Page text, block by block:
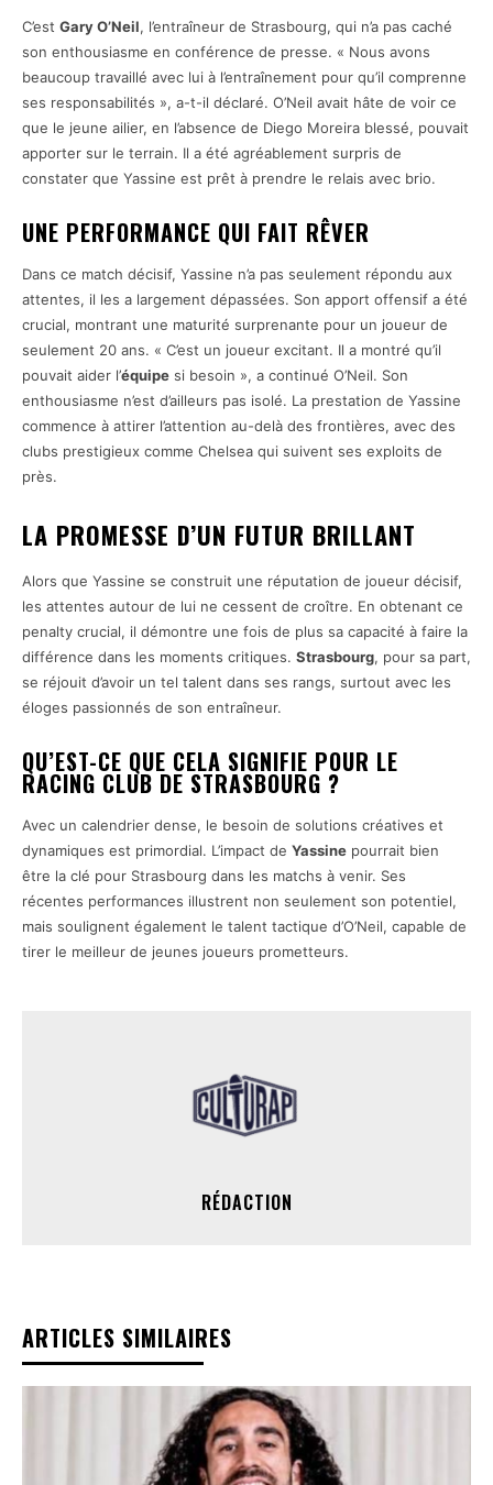
C’est Gary O’Neil, l’entraîneur de Strasbourg, qui n’a pas caché
son enthousiasme en conférence de presse. « Nous avons
beaucoup travaillé avec lui à l’entraînement pour qu’il comprenne
ses responsabilités », a-t-il déclaré. O’Neil avait hâte de voir ce
que le jeune ailier, en l’absence de Diego Moreira blessé, pouvait
apporter sur le terrain. Il a été agréablement surpris de
constater que Yassine est prêt à prendre le relais avec brio.
UNE PERFORMANCE QUI FAIT RÊVER
Dans ce match décisif, Yassine n’a pas seulement répondu aux
attentes, il les a largement dépassées. Son apport offensif a été
crucial, montrant une maturité surprenante pour un joueur de
seulement 20 ans. « C’est un joueur excitant. Il a montré qu’il
pouvait aider l’équipe si besoin », a continué O’Neil. Son
enthousiasme n’est d’ailleurs pas isolé. La prestation de Yassine
commence à attirer l’attention au-delà des frontières, avec des
clubs prestigieux comme Chelsea qui suivent ses exploits de
près.
LA PROMESSE D’UN FUTUR BRILLANT
Alors que Yassine se construit une réputation de joueur décisif,
les attentes autour de lui ne cessent de croître. En obtenant ce
penalty crucial, il démontre une fois de plus sa capacité à faire la
différence dans les moments critiques. Strasbourg, pour sa part,
se réjouit d’avoir un tel talent dans ses rangs, surtout avec les
éloges passionnés de son entraîneur.
QU’EST-CE QUE CELA SIGNIFIE POUR LE
RACING CLUB DE STRASBOURG ?
Avec un calendrier dense, le besoin de solutions créatives et
dynamiques est primordial. L’impact de Yassine pourrait bien
être la clé pour Strasbourg dans les matchs à venir. Ses
récentes performances illustrent non seulement son potentiel,
mais soulignent également le talent tactique d’O’Neil, capable de
tirer le meilleur de jeunes joueurs prometteurs.
RÉDACTION
ARTICLES SIMILAIRES